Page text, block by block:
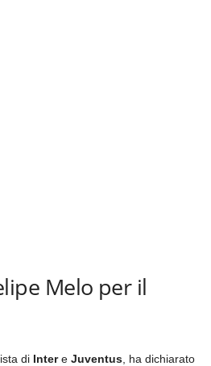
Melo per il
di Intere Juventus , ha dichiarato